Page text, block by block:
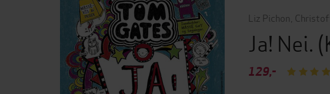
Liz Pichon
Ja! Nei.
129,-